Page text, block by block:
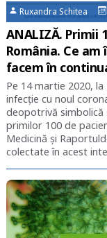
Ruxandra Schitea
ANALIZĂ. Primii
România. Ce
facem în
Pe 14 martie 2020,
infecție cu noul
deopotrivă simbolică
primilor 100 de
Medicină și
colectate în acest